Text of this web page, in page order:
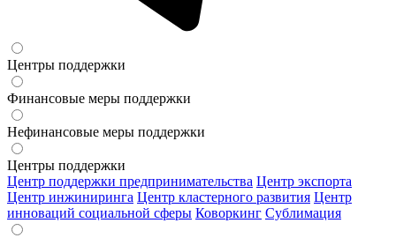
Центры поддержки
Финансовые меры поддержки
Нефинансовые меры поддержки
Центры поддержки
Центр поддержки предпринимательства Центр экспорта
Центр инжиниринга Центр кластерного развития Центр
инноваций социальной сферы Коворкинг Сублимация